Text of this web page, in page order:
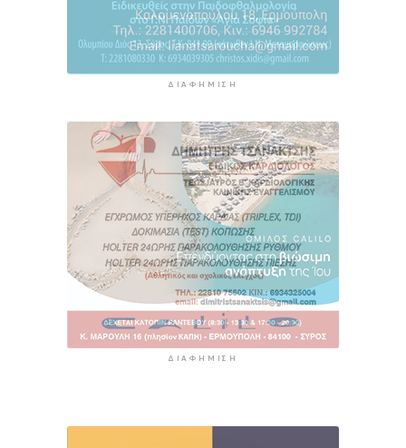
ΔΙΑΦΉΜΙΣΗ
ΔΙΑΦΉΜΙΣΗ